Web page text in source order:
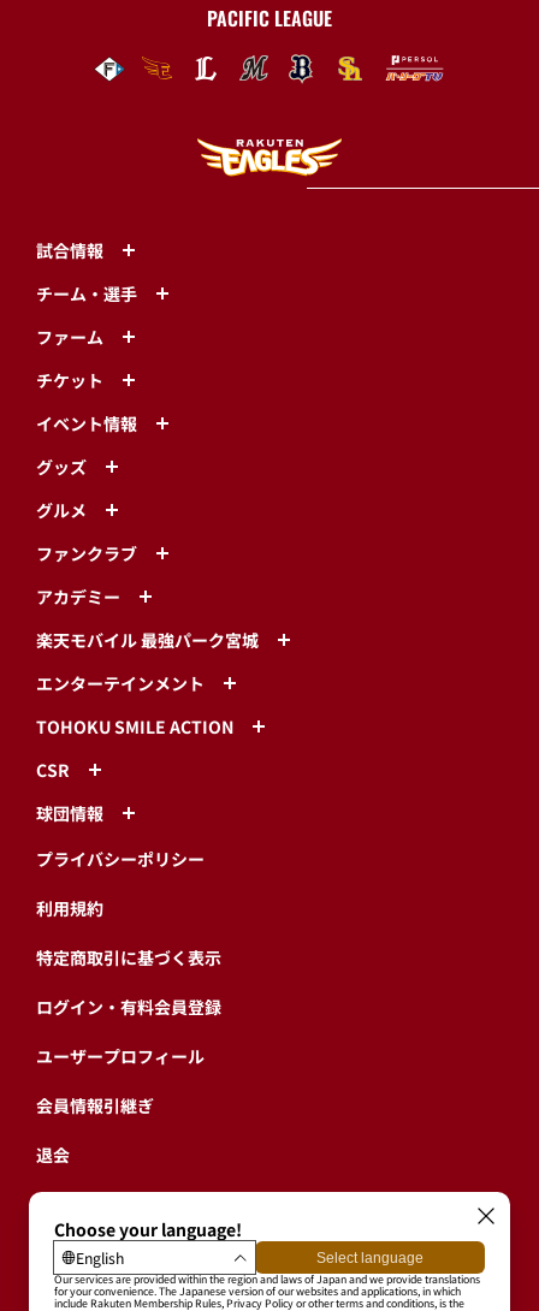
PACIFIC LEAGUE
試合情報
チーム・選手
ファーム
チケット
イベント情報
グッズ
グルメ
ファンクラブ
アカデミー
楽天モバイル 最強パーク宮城
エンターテインメント
TOHOKU SMILE ACTION
CSR
球団情報
プライバシーポリシー
利用規約
特定商取引に基づく表示
ログイン・有料会員登録
ユーザープロフィール
会員情報引継ぎ
退会
東北楽天ゴールデンイーグルス公式サイト
Copyright © RAKUTEN BASEBALL, INC. All Rights Reserved.